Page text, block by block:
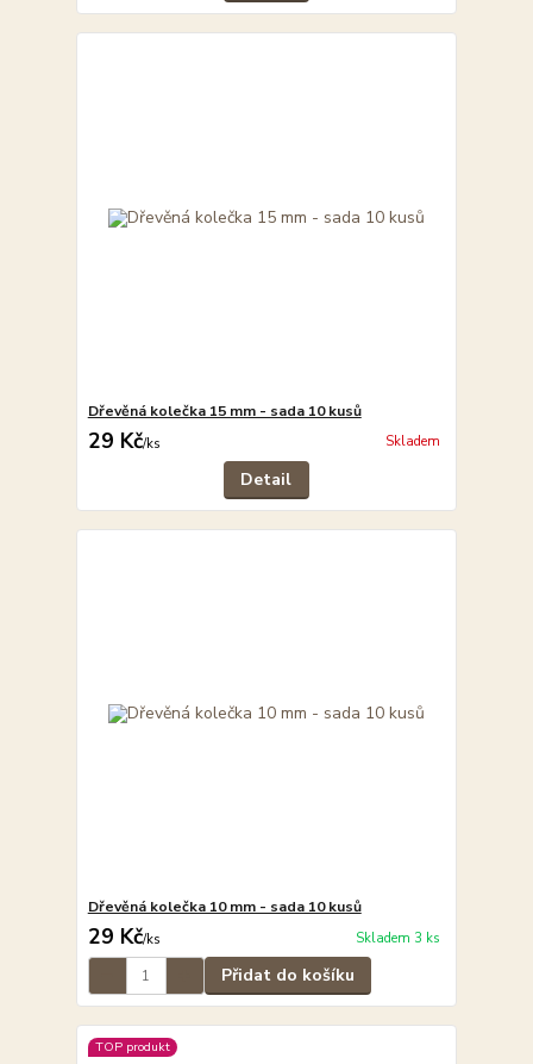
Dřevěná kolečka 15 mm - sada 10 kusů
29 Kč/ks Skladem
Detail
Dřevěná kolečka 10 mm - sada 10 kusů
29 Kč/ks Skladem 3 ks
Přidat do košíku
TOP produkt